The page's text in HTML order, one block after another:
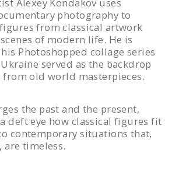
де ви можете захистити
таким чином, щоб вона
для всіх. Це мережа як
життя і свободи. Для
високодушні наративи
є менш значущими, ніж
які відчувають
із його богами та іншими
митець, який
свій дивовижний
photography to
from classical artwork
of modern life. He is
Photoshopped collage series
served as the backdrop
from old world masterpieces.
the past and the present,
deft eye how classical figures fit
contemporary situations that,
are timeless.